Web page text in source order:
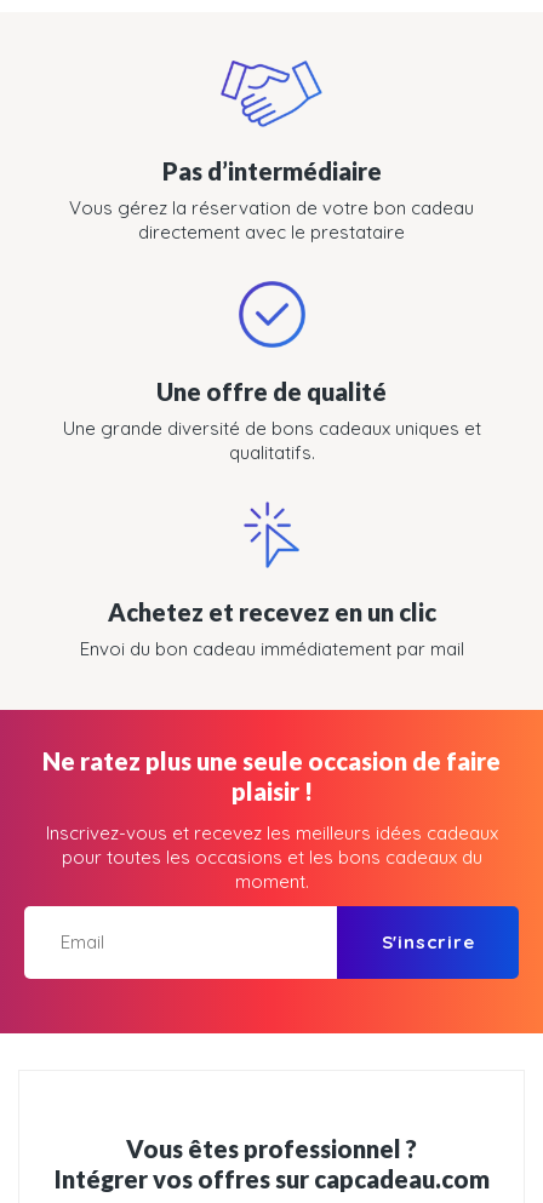
Pas d’intermédiaire
Vous gérez la réservation de votre bon cadeau
directement avec le prestataire
Une offre de qualité
Une grande diversité de bons cadeaux uniques et
qualitatifs.
Achetez et recevez en un clic
Envoi du bon cadeau immédiatement par mail
Ne ratez plus une seule occasion de faire
plaisir !
Inscrivez-vous et recevez les meilleurs idées cadeaux
pour toutes les occasions et les bons cadeaux du
moment.
S'inscrire
Vous êtes professionnel ?
Intégrer vos offres sur capcadeau.com